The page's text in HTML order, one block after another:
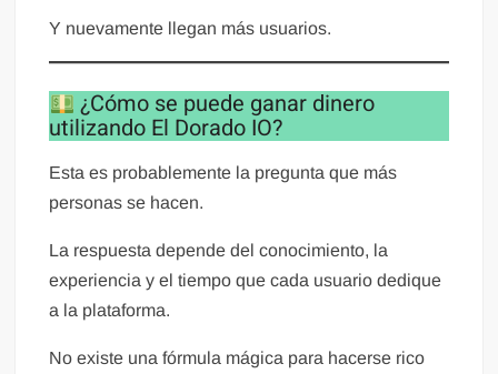
Y nuevamente llegan más usuarios.
¿Cómo se puede ganar dinero
utilizando El Dorado IO?
Esta es probablemente la pregunta que más
personas se hacen.
La respuesta depende del conocimiento, la
experiencia y el tiempo que cada usuario dedique
a la plataforma.
No existe una fórmula mágica para hacerse rico